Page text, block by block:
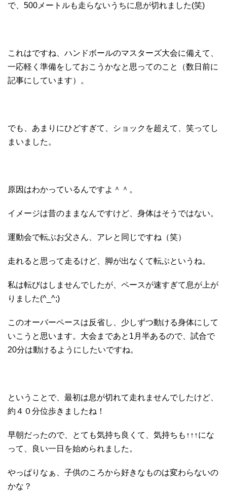
で、500メートルも走らないうちに息が切れました(笑)
これはですね、ハンドボールのマスターズ大会に備えて、
一応軽く準備をしておこうかなと思ってのこと（数日前に
記事にしています）。
でも、あまりにひどすぎて、ショックを超えて、笑ってし
まいました。
原因はわかっているんですよ＾＾。
イメージは昔のままなんですけど、身体はそうではない。
運動会で転ぶお父さん、アレと同じですね（笑）
走れると思って走るけど、脚が出なくて転ぶというね。
私は転びはしませんでしたが、ペースが速すぎて息が上が
りました(^_^;)
このオーバーペースは反省し、少しずつ動ける身体にして
いこうと思います。大会まであと1月半あるので、試合で
20分は動けるようにしたいですね。
ということで、最初は息が切れて走れませんでしたけど、
約４０分位歩きましたね！
早朝だったので、とても気持ち良くて、気持ちも↑↑↑にな
って、良い一日を始められました。
やっぱりなぁ、子供のころから好きなものは変わらないの
かな？